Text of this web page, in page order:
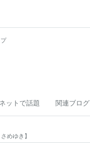
ネットで話題 関連ブログ
さめゆき 】